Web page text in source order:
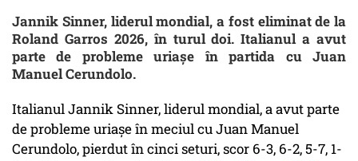
Jannik Sinner, liderul mondial, a fost eliminat de la
Roland Garros 2026, în turul doi. Italianul a avut
parte de probleme uriașe în partida cu Juan
Manuel Cerundolo.
Italianul Jannik Sinner, liderul mondial, a avut parte
de probleme uriașe în meciul cu Juan Manuel
Cerundolo, pierdut în cinci seturi, scor 6-3, 6-2, 5-7, 1-